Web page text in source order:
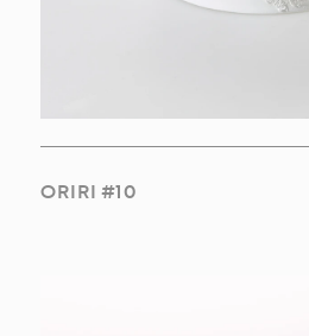
ORIRI #10